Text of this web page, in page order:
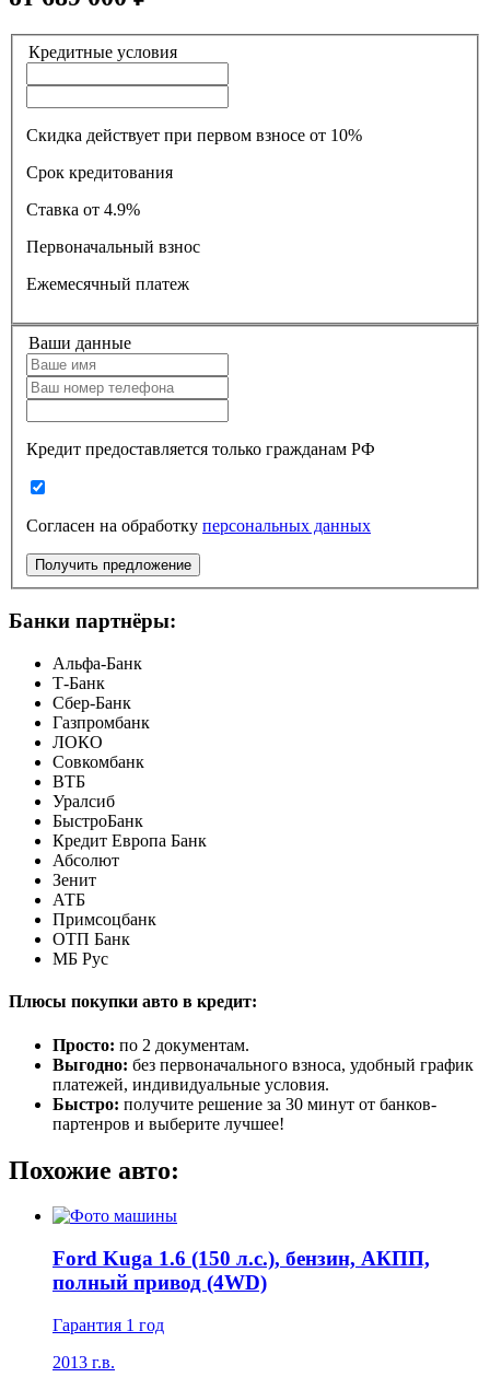
Кредитные условия
Скидка действует при первом взносе от 10%
Срок кредитования
Ставка
от 4.9%
Первоначальный взнос
Ежемесячный платеж
Ваши данные
Кредит предоставляется только гражданам РФ
Согласен на обработку персональных данных
Получить предложение
Банки партнёры:
Альфа-Банк
Т-Банк
Сбер-Банк
Газпромбанк
ЛОКО
Совкомбанк
ВТБ
Уралсиб
БыстроБанк
Кредит Европа Банк
Абсолют
Зенит
АТБ
Примсоцбанк
ОТП Банк
МБ Рус
Плюсы покупки авто в кредит:
Просто: по 2 документам.
Выгодно: без первоначального взноса, удобный график
платежей, индивидуальные условия.
Быстро: получите решение за 30 минут от банков-
партенров и выберите лучшее!
Похожие авто:
Ford Kuga 1.6 (150 л.с.), бензин, АКПП,
полный привод (4WD)
Гарантия 1 год
2013 г.в.